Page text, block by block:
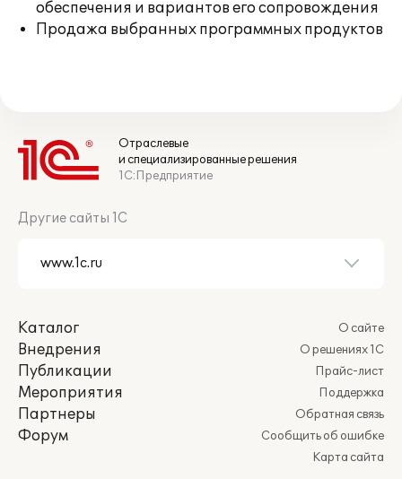
обеспечения и вариантов его сопровождения
Продажа выбранных программных продуктов
Отраслевые
и специализированные решения
1С:Предприятие
Другие сайты 1С
Каталог
Внедрения
Публикации
Мероприятия
Партнеры
Форум
О сайте
О решениях 1С
Прайс-лист
Поддержка
Обратная связь
Сообщить об ошибке
Карта сайта